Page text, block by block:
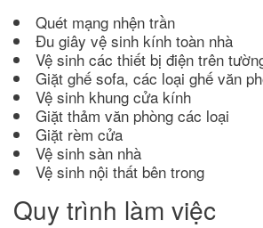
Quét mạng nhện trần
Đu giây vệ sinh kính toàn nhà
Vệ sinh các thiết bị điện trên
Giặt ghế sofa, các loại ghế văn
Vệ sinh khung cửa kính
Giặt thảm văn phòng các loại
Giặt rèm cửa
Vệ sinh sàn nhà
Vệ sinh nội thất bên trong
Quy trình làm việc